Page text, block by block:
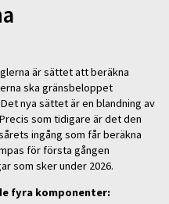
är sättet att beräkna
ska gränsbeloppet
nya sättet är en blandning av
som tidigare är det den
ingång som får beräkna
för första gången
som sker under 2026.
fyra komponenter: